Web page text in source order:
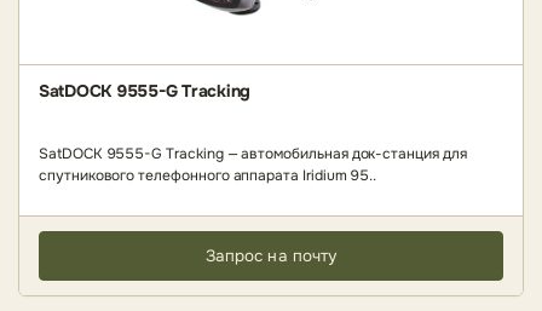
SatDOCK 9555-G Tracking
SatDOCK 9555-G Tracking — автомобильная док-станция для
спутникового телефонного аппарата Iridium 95..
Запрос на почту